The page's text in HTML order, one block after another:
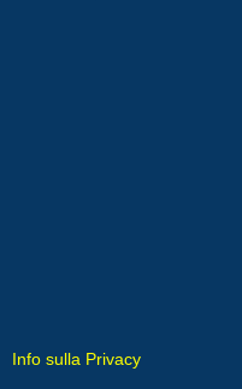
Info sulla Privacy